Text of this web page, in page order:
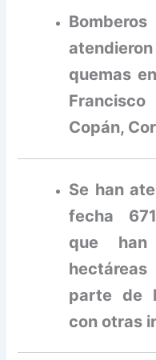
quemas
Copán,
Se han
fecha
que han
parte de
con otras